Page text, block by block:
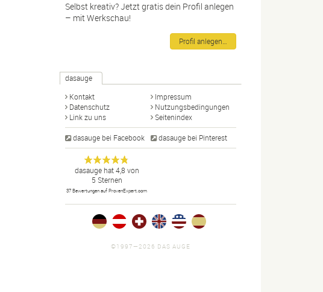
Selbst kreativ? Jetzt gratis dein Profil anlegen
– mit Werkschau!
Profil anlegen…
dasauge
Kontakt
Impressum
Datenschutz
Nutzungsbedingungen
Link zu uns
Seitenindex
dasauge bei Facebook dasauge bei Pinterest
dasauge
Designer,
Fotografen,
Agenturen,
Portfolios
und Jobs.
Anonym
dasaugehat4,8 von
5 Sternen
37 Bewertungen auf ProvenExpert.com
©1997—2026 DAS AUGE